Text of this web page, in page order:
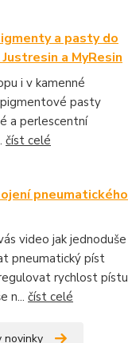
a pasty do
a MyResin
i v kamenné
pasty
a perlescentní
číst celé
pneumatického
video jak jednoduše
pneumatický píst
rychlost pístu
n... číst celé
novinky